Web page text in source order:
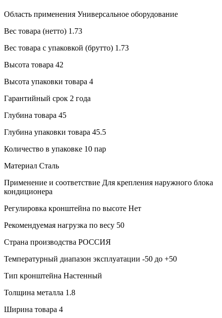
Область применения Универсальное оборудование
Вес товара (нетто) 1.73
Вес товара с упаковкой (брутто) 1.73
Высота товара 42
Высота упаковки товара 4
Гарантийный срок 2 года
Глубина товара 45
Глубина упаковки товара 45.5
Количество в упаковке 10 пар
Материал Сталь
Применение и соответствие Для крепления наружного блока
кондиционера
Регулировка кронштейна по высоте Нет
Рекомендуемая нагрузка по весу 50
Страна производства РОССИЯ
Температурный диапазон эксплуатации -50 до +50
Тип кронштейна Настенный
Толщина металла 1.8
Ширина товара 4